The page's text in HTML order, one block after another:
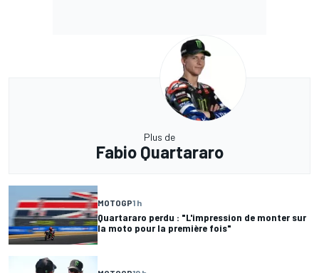
Plus de
Fabio Quartararo
MOTOGP1 h
Quartararo perdu : "L'impression de monter sur
la moto pour la première fois"